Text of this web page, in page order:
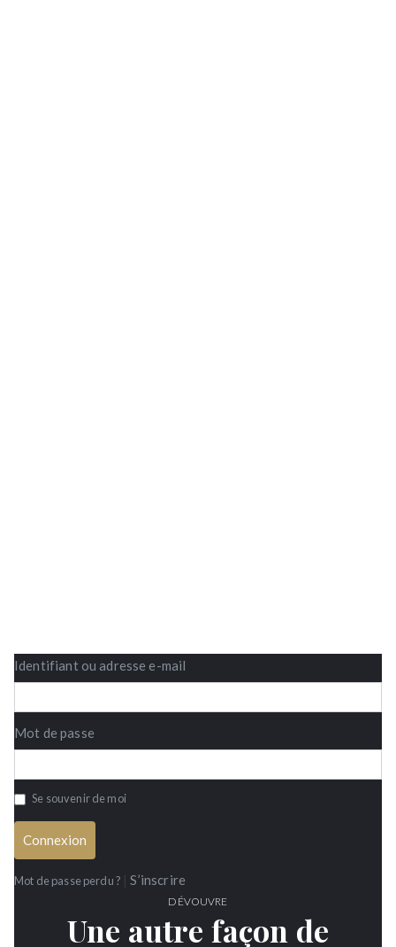
Identifiant ou adresse e-mail
Mot de passe
Se souvenir de moi
Connexion
Mot de passe perdu ? S’inscrire
DÉVOUVRE
Une autre façon de